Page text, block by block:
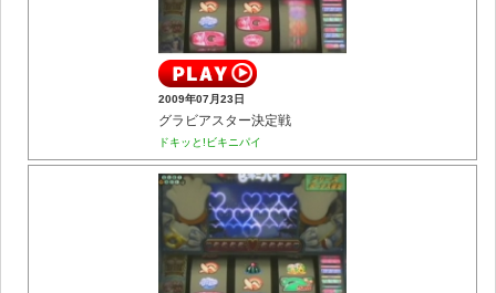
2009年07月23日
グラビアスター決定戦
ドキッと!ビキニパイ